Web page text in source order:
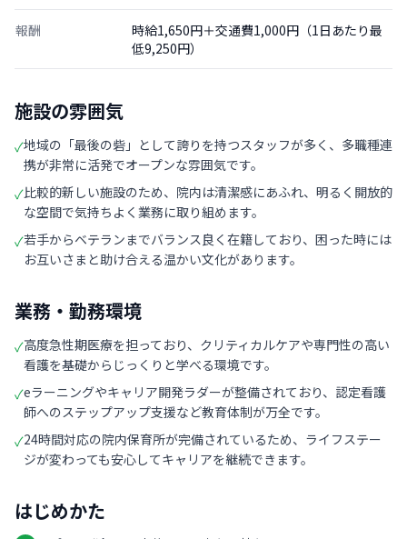
報酬
時給1,650円＋交通費1,000円（1日あたり最
低9,250円）
施設の雰囲気
✓地域の「最後の砦」として誇りを持つスタッフが多く、多職種連
携が非常に活発でオープンな雰囲気です。
✓比較的新しい施設のため、院内は清潔感にあふれ、明るく開放的
な空間で気持ちよく業務に取り組めます。
✓若手からベテランまでバランス良く在籍しており、困った時には
お互いさまと助け合える温かい文化があります。
業務・勤務環境
✓高度急性期医療を担っており、クリティカルケアや専門性の高い
看護を基礎からじっくりと学べる環境です。
✓eラーニングやキャリア開発ラダーが整備されており、認定看護
師へのステップアップ支援など教育体制が万全です。
✓24時間対応の院内保育所が完備されているため、ライフステー
ジが変わっても安心してキャリアを継続できます。
はじめかた